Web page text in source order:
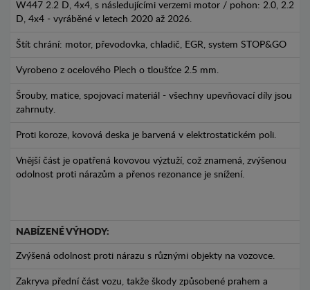
W447 2.2 D, 4x4, s následujícími verzemi motor / pohon: 2.0, 2.2
D, 4x4 - vyráběné v letech 2020 až 2026.
Štít chrání: motor, převodovka, chladič, EGR, system STOP&GO
Vyrobeno z ocelového Plech o tloušťce 2.5 mm.
Šrouby, matice, spojovací materiál - všechny upevňovací díly jsou
zahrnuty.
Proti koroze, kovová deska je barvená v elektrostatickém poli.
Vnější část je opatřená kovovou výztuží, což znamená, zvýšenou
odolnost proti nárazům a přenos rezonance je snížení.
NABÍZENÉ VÝHODY:
Zvýšená odolnost proti nárazu s různými objekty na vozovce.
Zakryva přední část vozu, takže škody způsobené prahem a